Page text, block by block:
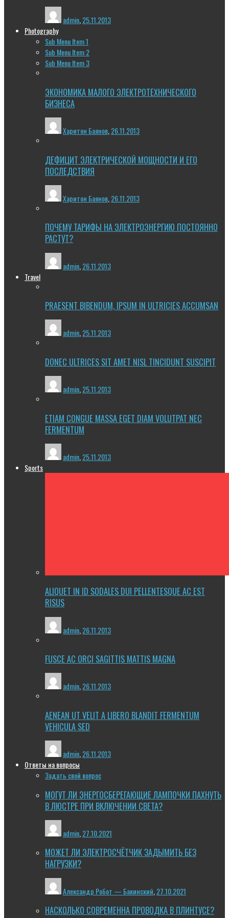
admin,25.11.2013
Photography
Sub Menu Item 1
Sub Menu Item 2
Sub Menu Item 3
ЭКОНОМИКА МАЛОГО ЭЛЕКТРОТЕХНИЧЕСКОГО
БИЗНЕСА
Харитон Баянов 26.11.2013
ДЕФИЦИТ ЭЛЕКТРИЧЕСКОЙ МОЩНОСТИ И ЕГО
ПОСЛЕДСТВИЯ
Харитон Баянов 26.11.2013
ПОЧЕМУ ТАРИФЫ НА ЭЛЕКТРОЭНЕРГИЮ ПОСТОЯННО
РАСТУТ?
admin 26.11.2013
Travel
PRAESENT BIBENDUM, IPSUM IN ULTRICIES ACCUMSAN
admin,25.11.2013
DONEC ULTRICES SIT AMET NISL TINCIDUNT SUSCIPIT
admin 25.11.2013
ETIAM CONGUE MASSA EGET DIAM VOLUTPAT NEC
FERMENTUM
admin 25.11.2013
Sports
ALIQUET IN ID SODALES DUI PELLENTESQUE AC EST
RISUS
admin 26.11.2013
FUSCE AC ORCI SAGITTIS MATTIS MAGNA
admin,26.11.2013
AENEAN UT VELIT A LIBERO BLANDIT FERMENTUM
VEHICULA SED
admin 26.11.2013
Ответы на вопросы
Задать свой вопрос
МОГУТ ЛИ ЭНЕРГОСБЕРЕГАЮЩИЕ ЛАМПОЧКИ ПАХНУТЬ
В ЛЮСТРЕ ПРИ ВКЛЮЧЕНИИ СВЕТА?
admin 27.10.2021
МОЖЕТ ЛИ ЭЛЕКТРОСЧЁТЧИК ЗАДЫМИТЬ БЕЗ
НАГРУЗКИ?
Александр Робот — Бакинский 27.10.2021
НАСКОЛЬКО СОВРЕМЕННА ПРОВОДКА В ПЛИНТУСЕ?